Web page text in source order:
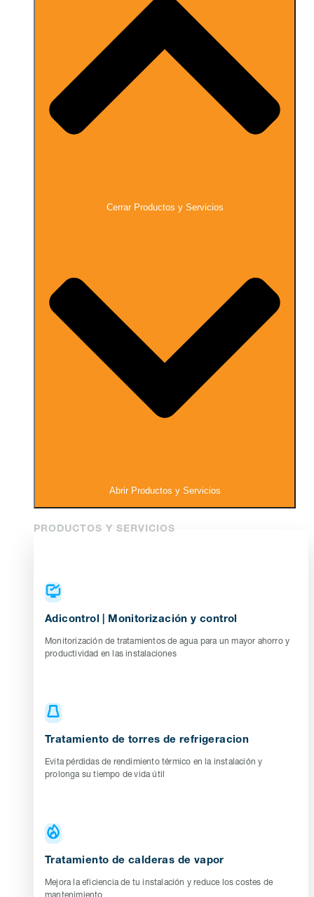
Cerrar Productos y Servicios
Abrir Productos y Servicios
PRODUCTOS Y SERVICIOS
Adicontrol | Monitorización y control
Monitorización de tratamientos de agua para un mayor ahorro y
productividad en las instalaciones
Tratamiento de torres de refrigeracion
Evita pérdidas de rendimiento térmico en la instalación y
prolonga su tiempo de vida útil
Tratamiento de calderas de vapor
Mejora la eficiencia de tu instalación y reduce los costes de
mantenimiento